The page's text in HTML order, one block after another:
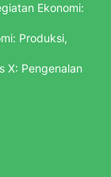
Ekonomi:
Produksi,
X: Pengenalan